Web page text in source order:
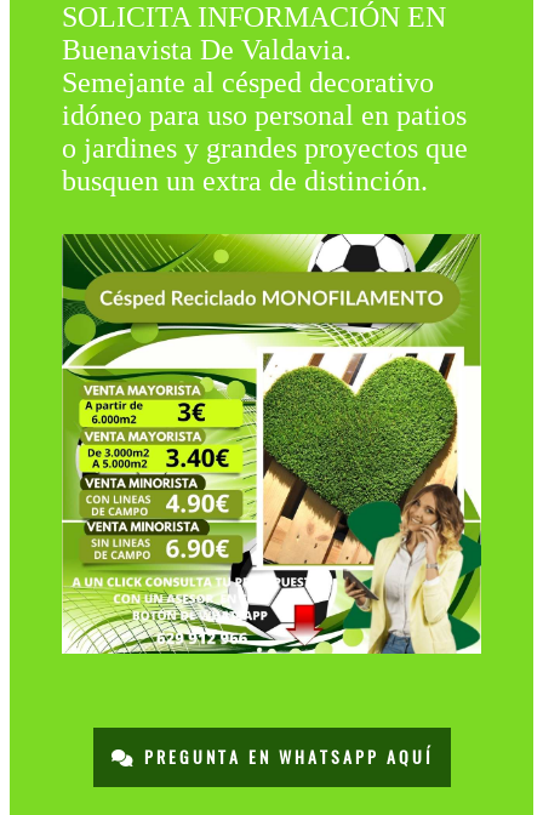
SOLICITA INFORMACIÓN EN
Buenavista De Valdavia.
Semejante al césped decorativo
idóneo para uso personal en patios
o jardines y grandes proyectos que
busquen un extra de distinción.
PREGUNTA EN WHATSAPP AQUÍ